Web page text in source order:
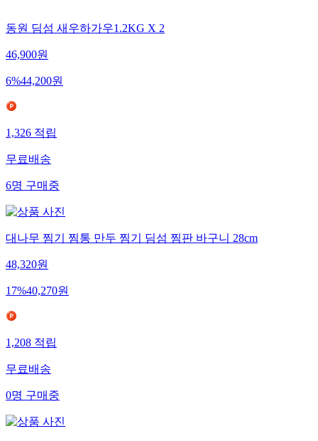
동원 딤섬 새우하가우1.2KG X 2
46,900원
6%44,200원
1,326 적립
무료배송
6명 구매중
대나무 찜기 찜통 만두 찜기 딤섬 찜판 바구니 28cm
48,320원
17%40,270원
1,208 적립
무료배송
0명 구매중